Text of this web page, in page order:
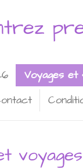
Voyages et